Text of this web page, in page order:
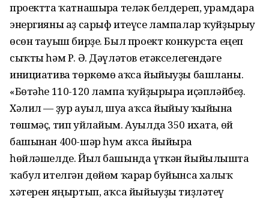
проектта ҡатнашырға теләк белдереп, урамдарға
энергияны аҙ сарыф итеүсе лампалар ҡуйҙырыу
өсөн тауыш бирҙе. Был проект конкурста еңеп
сыҡты һәм Р. Ә. Дәүләтов етәкселегендәге
инициатива төркөмө аҡса йыйыуҙы башланы.
«Бөтәһе 110-120 лампа ҡуйҙырырға иҫәпләйбеҙ.
Хәлил — ҙур ауыл, шуға аҡса йыйыу ҡыйынға
төшмәҫ, тип уйлайым. Ауылда 350 ихата, өй
башынан 400-шәр һум аҡса йыйырға
һөйләшелде. Йыл башында үткән йыйылышта
ҡабул ителгән дөйөм ҡарар буйынса халыҡ
хәтерен яңыртып, аҡса йыйыуҙы тиҙләтеү